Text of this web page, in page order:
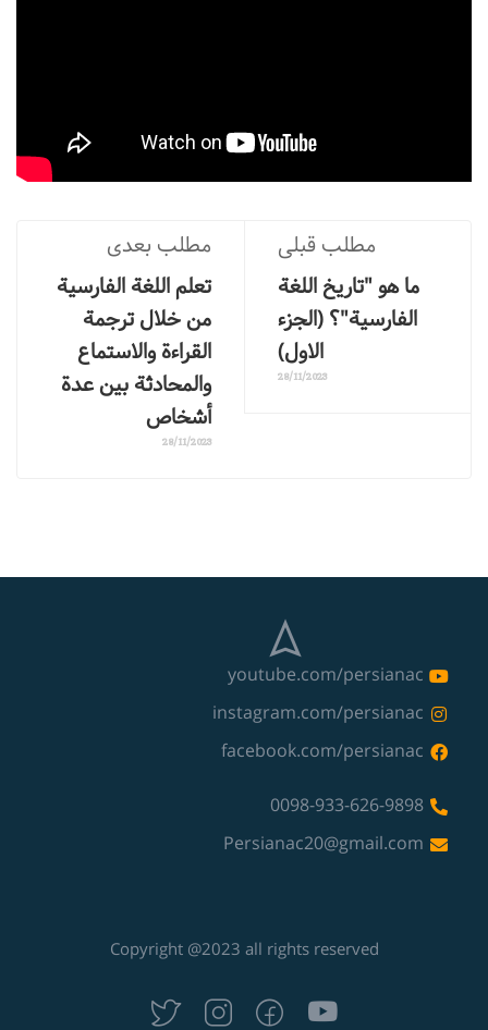
مطلب قبلی
ما هو "تاريخ اللغة
الفارسية"؟ (الجزء
الاول)
28/11/2023
مطلب بعدی
تعلم اللغة الفارسية
من خلال ترجمة
القراءة والاستماع
والمحادثة بين عدة
أشخاص
28/11/2023
youtube.com/persianac
instagram.com/persianac
facebook.com/persianac
0098-933-626-9898
Persianac20@gmail.com
Copyright @2023 all rights reserved